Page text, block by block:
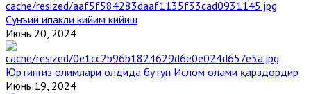
Сунъий ипакли кийим кийиш
Июнь 20, 2024
Юртингиз олимлари олдида бутун Ислом олами қарздордир
Июнь 19, 2024